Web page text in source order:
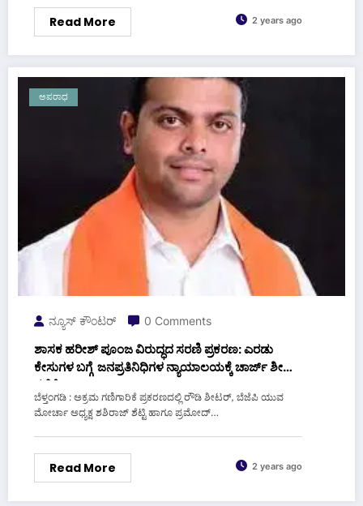
Read More 2 years ago
ಅಪರಾಧ
ನ್ಯೂಸ್ ಕೌಂಟರ್ 0 Comments
ಶಾಸಕ ಹರೀಶ್ ಪೂಂಜ ವಿರುದ್ಧದ ಸರಣಿ ಪ್ರಕರಣ: ಎರಡು
ಕೇಸುಗಳ ಬಗ್ಗೆ ಜನಪ್ರತಿನಿಧಿಗಳ ನ್ಯಾಯಾಲಯಕ್ಕೆ ಚಾರ್ಜ್ ಶೀಟ್
ಸಲ್ಲಿಕೆ
ಬೆಳ್ತಂಗಡಿ : ಅಕ್ರಮ ಗಣಿಗಾರಿಕೆ ಪ್ರಕರಣದಲ್ಲಿ ರೌಡಿ ಶೀಟರ್, ಬೆಜೆಪಿ ಯುವ
ಮೋರ್ಚಾ ಅಧ್ಯಕ್ಷ ಶಶಿರಾಜ್ ಶೆಟ್ಟಿ ಹಾಗೂ ಪ್ರಮೋದ್…
Read More 2 years ago